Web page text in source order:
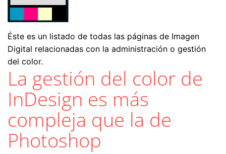
Éste es un listado de todas las páginas de Imagen
Digital relacionadas con la administración o gestión
del color.
La gestión del color de
InDesign es más
compleja que la de
Photoshop